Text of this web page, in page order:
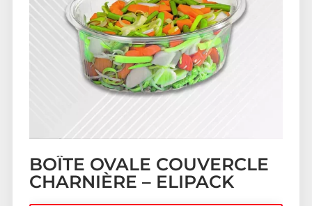
BOÎTE OVALE COUVERCLE
CHARNIÈRE – ELIPACK